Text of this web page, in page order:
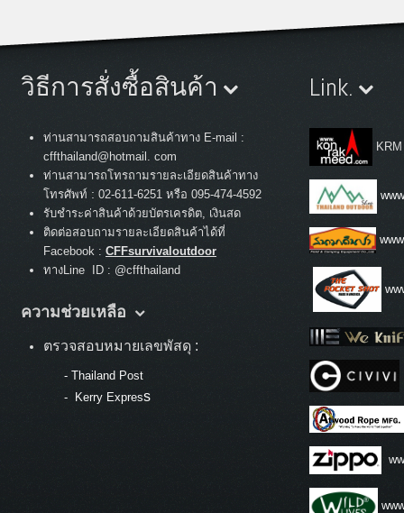
วิธีการสั่งซื้อสินค้า
ท่านสามารถสอบถามสินค้าทาง E-mail :
cffthailand@hotmail. com
ท่านสามารถโทรถามรายละเอียดสินค้าทาง
โทรศัพท์ : 02-611-6251 หรือ 095-474-4592
รับชำระค่าสินค้าด้วยบัตรเครดิต, เงินสด
ติดต่อสอบถามรายละเอียดสินค้าได้ที่
Facebook : CFFsurvivaloutdoor
ทางLine ID : @cffthailand
ความช่วยเหลือ
ตรวจสอบหมายเลขพัสดุ :
- Thailand Post
- Kerry Express
Link.
KRM